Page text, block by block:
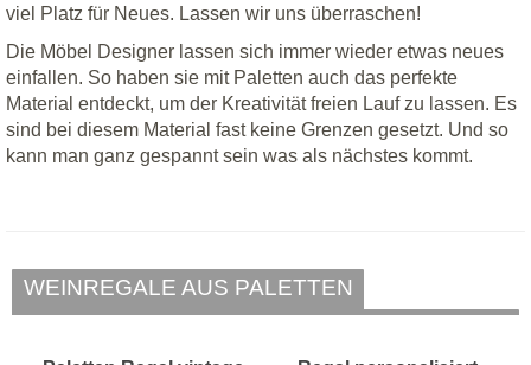
viel Platz für Neues. Lassen wir uns überraschen!
Die Möbel Designer lassen sich immer wieder etwas neues
einfallen. So haben sie mit Paletten auch das perfekte
Material entdeckt, um der Kreativität freien Lauf zu lassen. Es
sind bei diesem Material fast keine Grenzen gesetzt. Und so
kann man ganz gespannt sein was als nächstes kommt.
WEINREGALE AUS PALETTEN